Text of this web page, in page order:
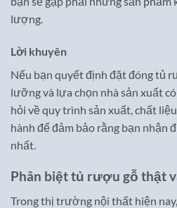
lượng.
Lời khuyên
Nếu bạn quyết định đặt đóng tủ
lưỡng và lựa chọn nhà sản xuất
hỏi về quy trình sản xuất, chất
hành để đảm bảo rằng bạn nhận
nhất.
Phân biệt tủ rượu gỗ thật
Trong thị trường nội thất hiện